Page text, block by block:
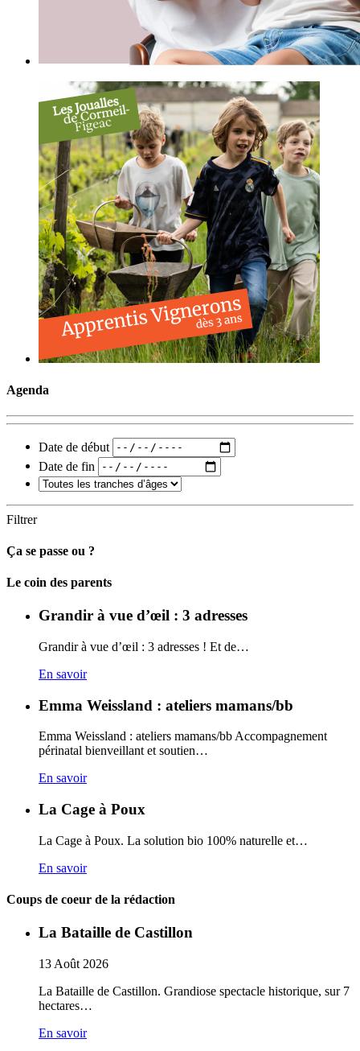
Agenda
Date de début
Date de fin
Filtrer
Ça se passe ou ?
Carto
Le coin des parents
Grandir à vue d’œil : 3 adresses
Grandir à vue d’œil : 3 adresses ! Et de…
En savoir
Emma Weissland : ateliers mamans/bb
Emma Weissland : ateliers mamans/bb Accompagnement
périnatal bienveillant et soutien…
En savoir
La Cage à Poux
La Cage à Poux. La solution bio 100% naturelle et…
En savoir
Coups de coeur de la rédaction
La Bataille de Castillon
13 Août 2026
La Bataille de Castillon. Grandiose spectacle historique, sur 7
hectares…
En savoir